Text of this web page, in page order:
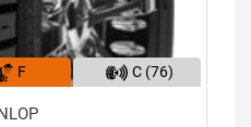
F C (76)